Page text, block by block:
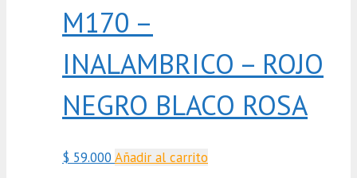
M170 –
INALAMBRICO – ROJO
NEGRO BLACO ROSA
$ 59.000 Añadir al carrito